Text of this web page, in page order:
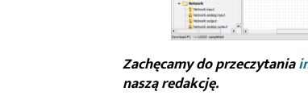
Zachęcamy do przeczytania
naszą redakcję.